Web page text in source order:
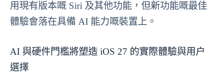
用現有版本嘅 Siri 及其他功能，但新功能嘅最佳
體驗會落在具備 AI 能力嘅裝置上。
AI 與硬件門檻將塑造 iOS 27 的實際體驗與用户
選擇